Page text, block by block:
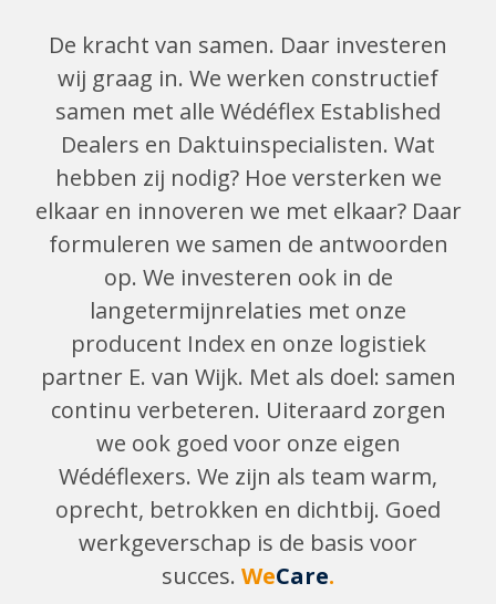
De kracht van samen. Daar investeren
wij graag in. We werken constructief
samen met alle Wédéflex Established
Dealers en Daktuinspecialisten. Wat
hebben zij nodig? Hoe versterken we
elkaar en innoveren we met elkaar? Daar
formuleren we samen de antwoorden
op. We investeren ook in de
langetermijnrelaties met onze
producent Index en onze logistiek
partner E. van Wijk. Met als doel: samen
continu verbeteren. Uiteraard zorgen
we ook goed voor onze eigen
Wédéflexers. We zijn als team warm,
oprecht, betrokken en dichtbij. Goed
werkgeverschap is de basis voor
succes. WeCare.